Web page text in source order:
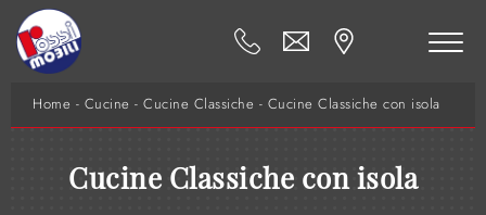
Home - Cucine - Cucine Classiche - Cucine Classiche con isola
Cucine Classiche con isola